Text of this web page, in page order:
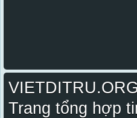
VIETDITRU.ORG
Trang tổng hợp